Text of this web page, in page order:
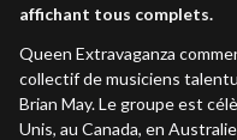
affichant tous complets.
Queen Extravaganza
collectif de musiciens
Brian May. Le groupe est
Unis, au Canada, en